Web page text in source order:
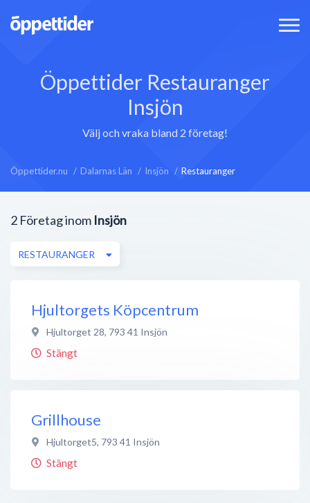
Öppettider Restauranger
Insjön
Välj och vraka bland 2 företag!
Öppettider.nu Dalarnas Län Insjön Restauranger
2 Företag inom Insjön
RESTAURANGER
Hjultorgets Köpcentrum
Hjultorget 28, 793 41 Insjön
Stängt
Grillhouse
Hjultorget5, 793 41 Insjön
Stängt